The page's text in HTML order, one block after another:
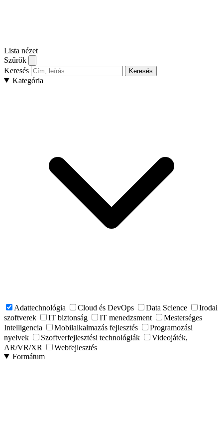
Lista nézet
Szűrők
Keresés
Keresés
Kategória
Adattechnológia Cloud és DevOps Data Science
Irodai
szoftverek
IT biztonság IT menedzsment
Mesterséges
Intelligencia
Mobilalkalmazás fejlesztés
Programozási
nyelvek
Szoftverfejlesztési technológiák
Videojáték,
AR/VR/XR
Webfejlesztés
Formátum